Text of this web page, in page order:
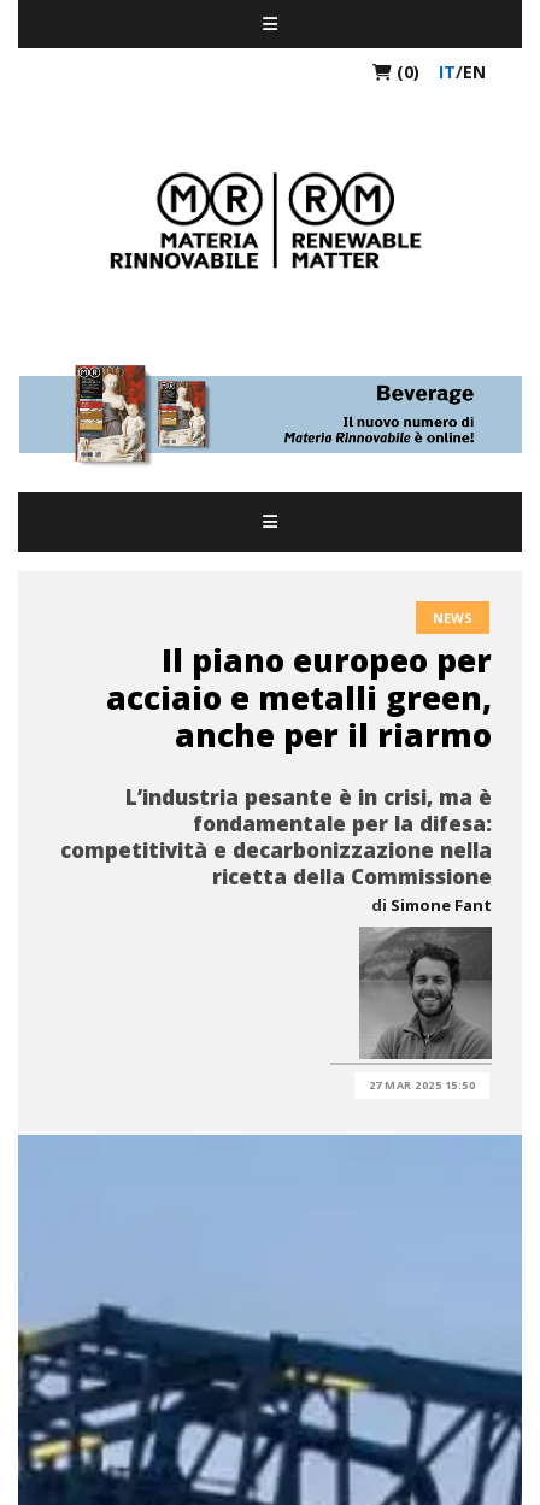
(0) IT/EN
NEWS
Il piano europeo per
acciaio e metalli green,
anche per il riarmo
L’industria pesante è in crisi, ma è
fondamentale per la difesa:
competitività e decarbonizzazione nella
ricetta della Commissione
di Simone Fant
27 MAR 2025 15:50